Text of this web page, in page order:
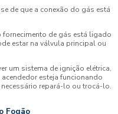
de que a conexão do gás está
fornecimento de gás está ligado
estar na válvula principal ou
um sistema de ignição elétrica,
esteja funcionando
necessário repará-lo ou trocá-lo.
Fogão